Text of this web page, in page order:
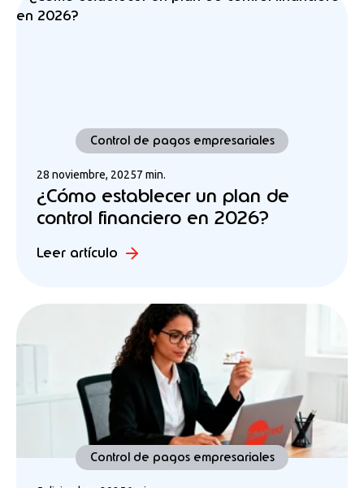
Control de pagos empresariales
28 noviembre, 20257 min.
¿Cómo establecer un plan de
control financiero en 2026?
Leer artículo
Control de pagos empresariales